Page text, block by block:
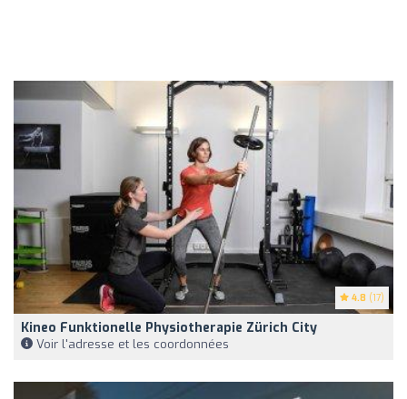
4.8 (17)
Kineo Funktionelle Physiotherapie Zürich City
Voir l'adresse et les coordonnées